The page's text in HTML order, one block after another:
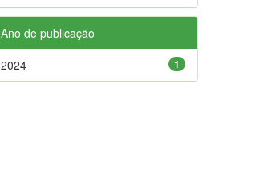
Ano de publicação
1
2024